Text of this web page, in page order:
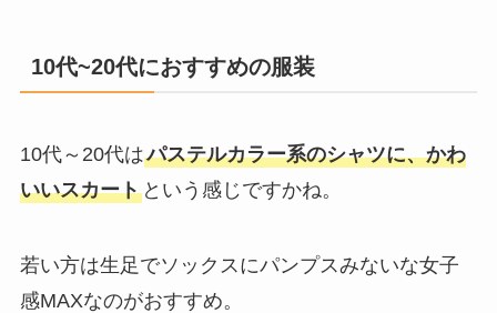
10代~20代におすすめの服装
10代～20代はパステルカラー系のシャツに、かわ
いいスカートという感じですかね。
若い方は生足でソックスにパンプスみないな女子
感MAXなのがおすすめ。